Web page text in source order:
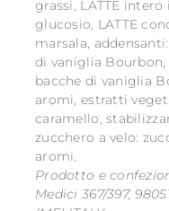
grassi, LATTE
glucosio, LATTE
marsala,
di vaniglia
bacche di vaniglia
aromi, estratti
caramello,
zucchero a velo:
aromi.
Prodotto e
Medici 367/397,